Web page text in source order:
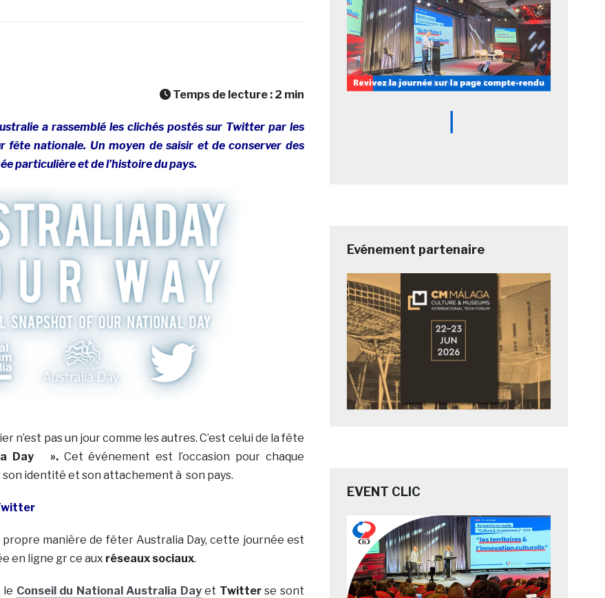
Temps de lecture : 2 min
a rassemblé les clichés postés sur Twitter par les
fête nationale. Un moyen de saisir et de conserver des
particulière et de l’histoire du pays.
n’est pas un jour comme les autres. C’est celui de la fête
Day ».Cet événement est l’occasion pour chaque
identité et son attachement à son pays.
propre manière de fêter Australia Day, cette journée est
en ligne gr ce aux réseaux sociaux.
le Conseil du National Australia Dayet Twitterse sont
Evénement partenaire
EVENT CLIC